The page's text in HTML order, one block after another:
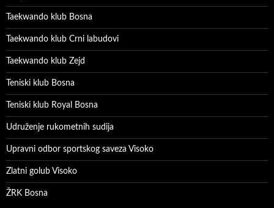
Taekwando klub Bosna
Taekwando klub Crni labudovi
Taekwando klub Zejd
Teniski klub Bosna
Teniski klub Royal Bosna
Udruženje rukometnih sudija
Upravni odbor sportskog saveza Visoko
Zlatni golub Visoko
ŽRK Bosna